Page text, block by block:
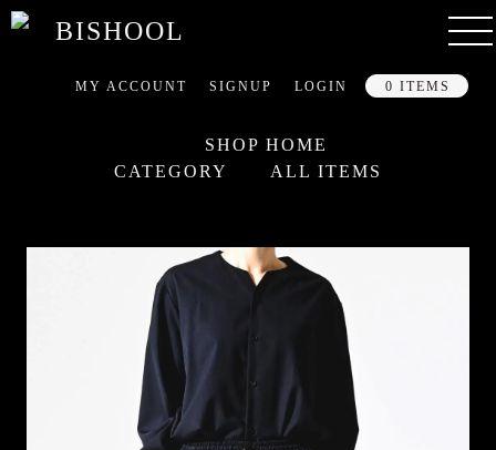
MY ACCOUNT SIGNUP LOGIN 0 ITEMS
SHOP HOME
CATEGORY
ALL ITEMS